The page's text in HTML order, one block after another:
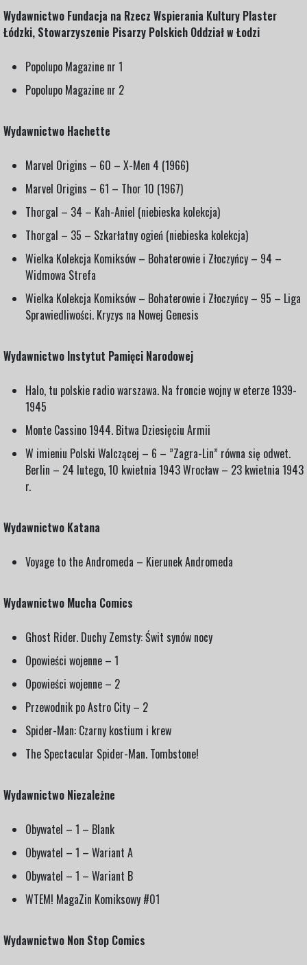
Wydawnictwo Fundacja na Rzecz Wspierania Kultury Plaster
Łódzki, Stowarzyszenie Pisarzy Polskich Oddział w Łodzi
Popolupo Magazine nr 1
Popolupo Magazine nr 2
Wydawnictwo Hachette
Marvel Origins – 60 – X-Men 4 (1966)
Marvel Origins – 61 – Thor 10 (1967)
Thorgal – 34 – Kah-Aniel (niebieska kolekcja)
Thorgal – 35 – Szkarłatny ogień (niebieska kolekcja)
Wielka Kolekcja Komiksów – Bohaterowie i Złoczyńcy – 94 –
Widmowa Strefa
Wielka Kolekcja Komiksów – Bohaterowie i Złoczyńcy – 95 – Liga
Sprawiedliwości. Kryzys na Nowej Genesis
Wydawnictwo Instytut Pamięci Narodowej
Halo, tu polskie radio warszawa. Na froncie wojny w eterze 1939-
1945
Monte Cassino 1944. Bitwa Dziesięciu Armii
W imieniu Polski Walczącej – 6 – ”Zagra-Lin” równa się odwet.
Berlin – 24 lutego, 10 kwietnia 1943 Wrocław – 23 kwietnia 1943
r.
Wydawnictwo Katana
Voyage to the Andromeda – Kierunek Andromeda
Wydawnictwo Mucha Comics
Ghost Rider. Duchy Zemsty: Świt synów nocy
Opowieści wojenne – 1
Opowieści wojenne – 2
Przewodnik po Astro City – 2
Spider-Man: Czarny kostium i krew
The Spectacular Spider-Man. Tombstone!
Wydawnictwo Niezależne
Obywatel – 1 – Blank
Obywatel – 1 – Wariant A
Obywatel – 1 – Wariant B
WTEM! MagaZin Komiksowy #01
Wydawnictwo Non Stop Comics